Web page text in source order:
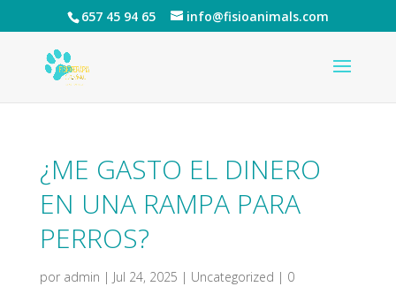
657 45 94 65 info@fisioanimals.com
¿ME GASTO EL DINERO
EN UNA RAMPA PARA
PERROS?
por admin | Jul 24, 2025 | Uncategorized | 0